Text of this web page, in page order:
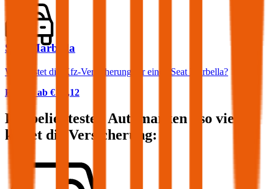
Seat Marbella
Was kostet die Kfz-Versicherung für einen Seat Marbella?
Prämie ab € 20,12
Die beliebtesten Automarken - so viel
kostet die Versicherung: